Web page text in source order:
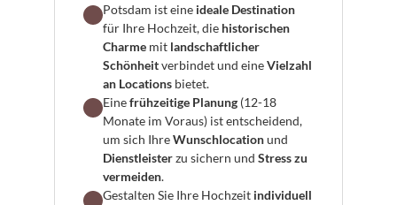
Potsdam ist eine ideale Destination
für Ihre Hochzeit, die historischen
Charme mit landschaftlicher
Schönheit verbindet und eine Vielzahl
an Locations bietet.
Eine frühzeitige Planung (12-18
Monate im Voraus) ist entscheidend,
um sich Ihre Wunschlocation
Dienstleister zu sichern und Stress zu
vermeiden.
Gestalten Sie Ihre Hochzeit individuell